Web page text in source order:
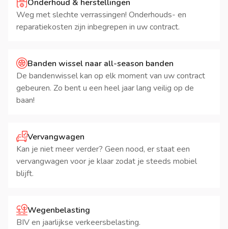
Onderhoud & herstellingen
Weg met slechte verrassingen! Onderhouds- en
reparatiekosten zijn inbegrepen in uw contract.
Banden wissel naar all-season banden
De bandenwissel kan op elk moment van uw contract
gebeuren. Zo bent u een heel jaar lang veilig op de
baan!
Vervangwagen
Kan je niet meer verder? Geen nood, er staat een
vervangwagen voor je klaar zodat je steeds mobiel
blijft.
Wegenbelasting
BIV en jaarlijkse verkeersbelasting.